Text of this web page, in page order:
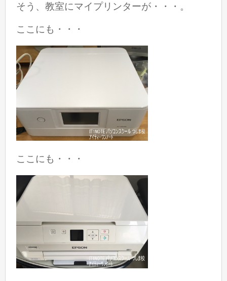
そう、教室にマイプリンターが・・・。
ここにも・・・
ここにも・・・